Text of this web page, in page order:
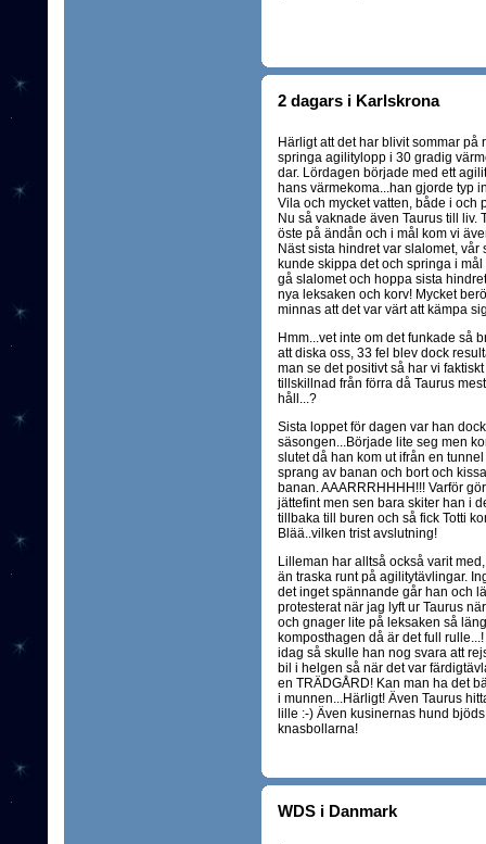
2 dagars i Karlskrona
Härligt att det har blivit sommar på
springa agilitylopp i 30 gradig
dar. Lördagen började med ett
hans värmekoma...han gjorde typ
Vila och mycket vatten, både i och
Nu så vaknade även Taurus till liv.
öste på ändån och i mål kom vi
Näst sista hindret var slalomet, vår
kunde skippa det och springa i
gå slalomet och hoppa sista
nya leksaken och korv! Mycket
minnas att det var värt att kämpa
Hmm...vet inte om det funkade så
att diska oss, 33 fel blev dock
man se det positivt så har vi
tillskillnad från förra då Taurus
håll...?
Sista loppet för dagen var han
säsongen...Började lite seg men
slutet då han kom ut ifrån en
sprang av banan och bort och
banan. AAARRRHHHH!!! Varför
jättefint men sen bara skiter han i
tillbaka till buren och så fick Totti
Blää..vilken trist avslutning!
Lilleman har alltså också varit
än traska runt på agilitytävlingar.
det inget spännande går han och
protesterat när jag lyft ur Taurus
och gnager lite på leksaken så
komposthagen då är det full
idag så skulle han nog svara att
bil i helgen så när det var
en TRÄDGÅRD! Kan man ha det
i munnen...Härligt! Även Taurus
lille :-) Även kusinernas hund
knasbollarna!
WDS i Danmark